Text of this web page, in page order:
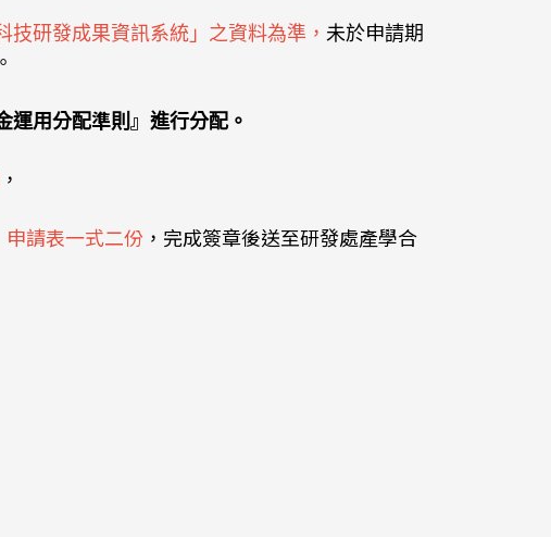
技研發成果資訊系統」之資料為準， 未於申請期
運用分配準則』進行分配。
，
請表一式二份 ，完成簽章後送至研發處產學合